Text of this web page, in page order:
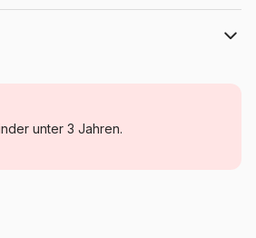
Einhornpuzzles
unter 3 Jahren.